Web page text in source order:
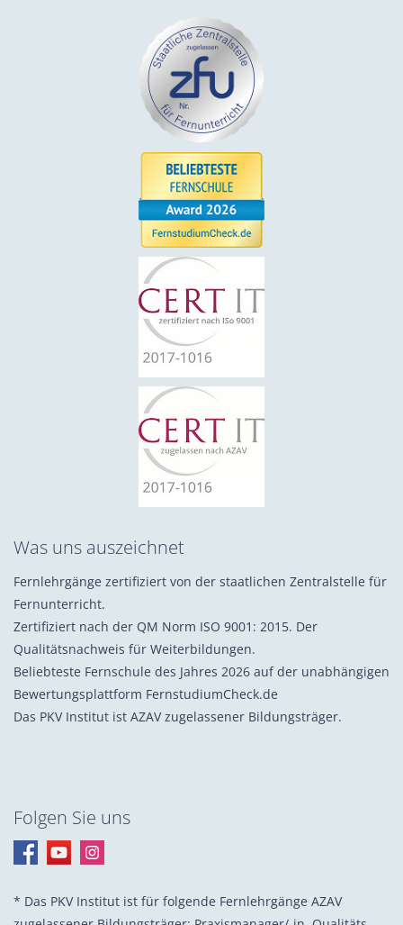
Was uns auszeichnet
Fernlehrgänge zertifiziert von der staatlichen Zentralstelle für
Fernunterricht.
Zertifiziert nach der QM Norm ISO 9001: 2015. Der
Qualitätsnachweis für Weiterbildungen.
Beliebteste Fernschule des Jahres 2026 auf der unabhängigen
Bewertungsplattform FernstudiumCheck.de
Das PKV Institut ist AZAV zugelassener Bildungsträger.
Folgen Sie uns
* Das PKV Institut ist für folgende Fernlehrgänge AZAV